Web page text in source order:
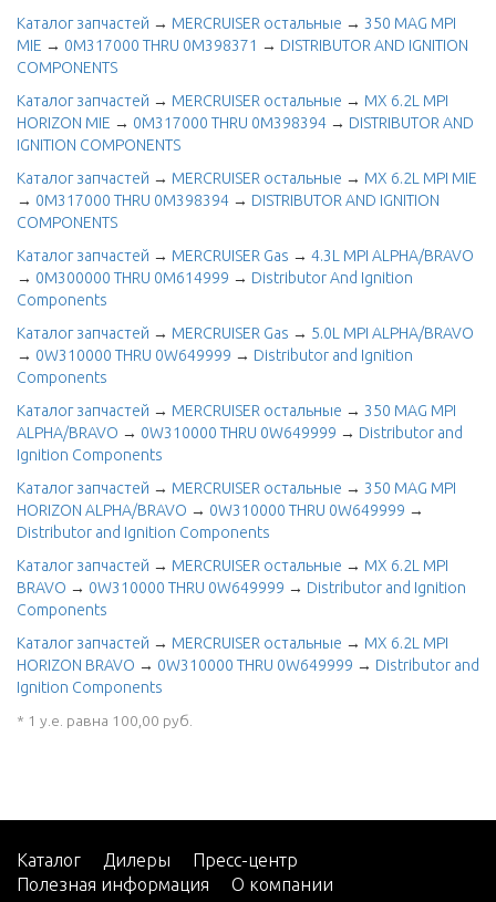
Каталог запчастей → MERCRUISER остальные → 350 MAG MPI
MIE → 0M317000 THRU 0M398371 → DISTRIBUTOR AND IGNITION
COMPONENTS
Каталог запчастей → MERCRUISER остальные → MX 6.2L MPI
HORIZON MIE → 0M317000 THRU 0M398394 → DISTRIBUTOR AND
IGNITION COMPONENTS
Каталог запчастей → MERCRUISER остальные → MX 6.2L MPI MIE
→ 0M317000 THRU 0M398394 → DISTRIBUTOR AND IGNITION
COMPONENTS
Каталог запчастей → MERCRUISER Gas → 4.3L MPI ALPHA/BRAVO
→ 0M300000 THRU 0M614999 → Distributor And Ignition
Components
Каталог запчастей → MERCRUISER Gas → 5.0L MPI ALPHA/BRAVO
→ 0W310000 THRU 0W649999 → Distributor and Ignition
Components
Каталог запчастей → MERCRUISER остальные → 350 MAG MPI
ALPHA/BRAVO → 0W310000 THRU 0W649999 → Distributor and
Ignition Components
Каталог запчастей → MERCRUISER остальные → 350 MAG MPI
HORIZON ALPHA/BRAVO → 0W310000 THRU 0W649999 →
Distributor and Ignition Components
Каталог запчастей → MERCRUISER остальные → MX 6.2L MPI
BRAVO → 0W310000 THRU 0W649999 → Distributor and Ignition
Components
Каталог запчастей → MERCRUISER остальные → MX 6.2L MPI
HORIZON BRAVO → 0W310000 THRU 0W649999 → Distributor and
Ignition Components
* 1 у.е. равна 100,00 руб.
Каталог Дилеры
Пресс-центр
Полезная информация
О компании